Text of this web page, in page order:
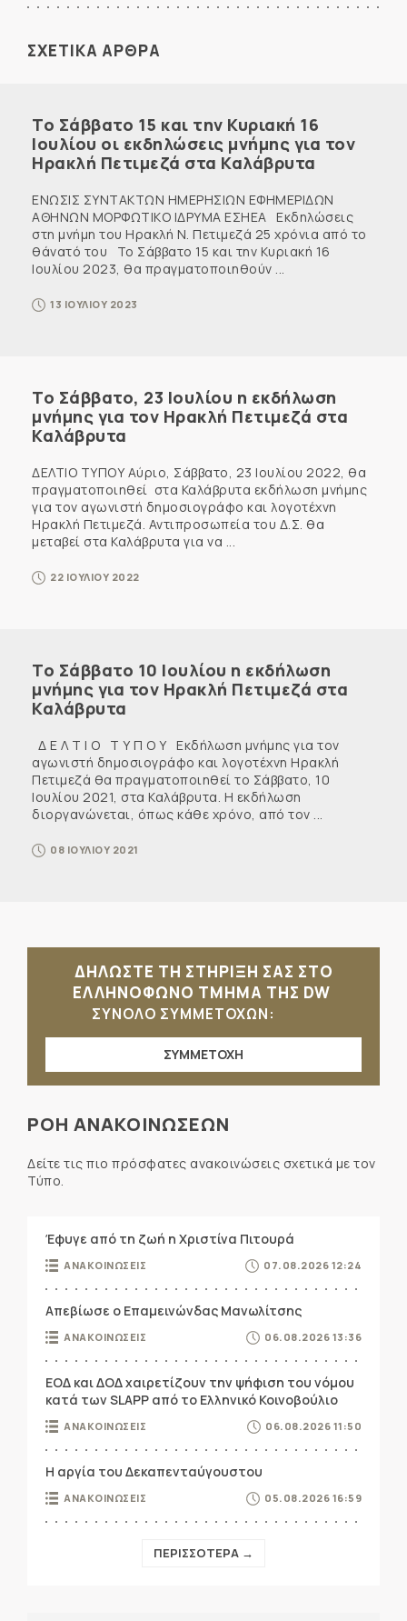
ΣΧΕΤΙΚΑ ΑΡΘΡΑ
Το Σάββατο 15 και την Κυριακή 16
Ιουλίου οι εκδηλώσεις μνήμης για τον
Ηρακλή Πετιμεζά στα Καλάβρυτα
ΕΝΩΣΙΣ ΣΥΝΤΑΚΤΩΝ ΗΜΕΡΗΣΙΩΝ ΕΦΗΜΕΡΙΔΩΝ
ΑΘΗΝΩΝ ΜΟΡΦΩΤΙΚΟ ΙΔΡΥΜΑ ΕΣΗΕΑ Εκδηλώσεις
στη μνήμη του Ηρακλή Ν. Πετιμεζά 25 χρόνια από το
θάνατό του Το Σάββατο 15 και την Κυριακή 16
Ιουλίου 2023, θα πραγματοποιηθούν ...
13 ΙΟΥΛΙΟΥ 2023
Το Σάββατο, 23 Ιουλίου η εκδήλωση
μνήμης για τον Ηρακλή Πετιμεζά στα
Καλάβρυτα
ΔΕΛΤΙΟ ΤΥΠΟΥ Αύριο, Σάββατο, 23 Ιουλίου 2022, θα
πραγματοποιηθεί στα Καλάβρυτα εκδήλωση μνήμης
για τον αγωνιστή δημοσιογράφο και λογοτέχνη
Ηρακλή Πετιμεζά. Αντιπροσωπεία του Δ.Σ. θα
μεταβεί στα Καλάβρυτα για να ...
22 ΙΟΥΛΙΟΥ 2022
Το Σάββατο 10 Ιουλίου η εκδήλωση
μνήμης για τον Ηρακλή Πετιμεζά στα
Καλάβρυτα
Δ Ε Λ Τ Ι Ο Τ Υ Π Ο Υ Εκδήλωση μνήμης για τον
αγωνιστή δημοσιογράφο και λογοτέχνη Ηρακλή
Πετιμεζά θα πραγματοποιηθεί το Σάββατο, 10
Ιουλίου 2021, στα Καλάβρυτα. Η εκδήλωση
διοργανώνεται, όπως κάθε χρόνο, από τον ...
08 ΙΟΥΛΙΟΥ 2021
ΔΗΛΩΣΤΕ ΤΗ ΣΤΗΡΙΞΗ ΣΑΣ ΣΤΟ
ΕΛΛΗΝΟΦΩΝΟ ΤΜΗΜΑ ΤΗΣ DW
ΣΥΝΟΛΟ ΣΥΜΜΕΤΟΧΩΝ:
ΣΥΜΜΕΤΟΧΗ
ΡΟΗ ΑΝΑΚΟΙΝΩΣΕΩΝ
Δείτε τις πιο πρόσφατες ανακοινώσεις σχετικά με τον
Τύπο.
Έφυγε από τη ζωή η Χριστίνα Πιτουρά
ΑΝΑΚΟΙΝΩΣΕΙΣ 07.08.2026 12:24
Απεβίωσε ο Επαμεινώνδας Μανωλίτσης
ΑΝΑΚΟΙΝΩΣΕΙΣ 06.08.2026 13:36
ΕΟΔ και ΔΟΔ χαιρετίζουν την ψήφιση του νόμου
κατά των SLAPP από το Ελληνικό Κοινοβούλιο
ΑΝΑΚΟΙΝΩΣΕΙΣ 06.08.2026 11:50
Η αργία του Δεκαπενταύγουστου
ΑΝΑΚΟΙΝΩΣΕΙΣ 05.08.2026 16:59
ΠΕΡΙΣΣΟΤΕΡΑ →